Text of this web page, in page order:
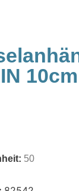
10cm
50